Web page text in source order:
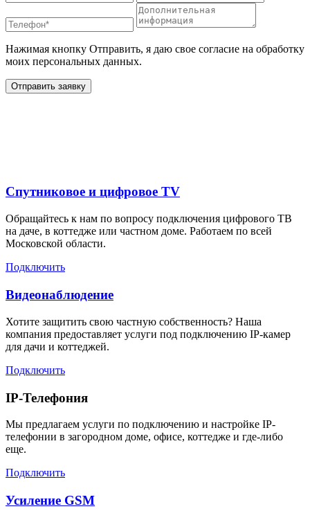
Нажимая кнопку Отправить, я даю свое согласие на обработку
моих персональных данных.
Отправить заявку
Спутниковое и цифровое TV
Обращайтесь к нам по вопросу подключения цифрового ТВ
на даче, в коттедже или частном доме. Работаем по всей
Московской области.
Подключить
Видеонаблюдение
Хотите защитить свою частную собственность? Наша
компания предоставляет услуги под подключению IP-камер
для дачи и коттеджей.
Подключить
IP-Телефония
Мы предлагаем услуги по подключению и настройке IP-
телефонии в загородном доме, офисе, коттедже и где-либо
еще.
Подключить
Усиление GSM